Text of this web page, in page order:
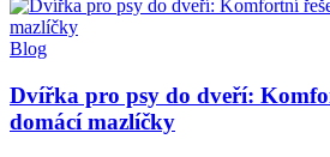
Blog
Dvířka pro psy do dveří:
domácí mazlíčky